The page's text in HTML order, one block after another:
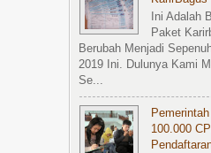
Ini Adalah
Paket
Berubah Menjadi
2019 Ini. Dulunya Kami
Se...
100.000